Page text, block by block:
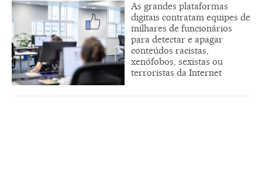
As grandes plataformas
digitais contratam equipes de
milhares de funcionários
para detectar e apagar
conteúdos racistas,
xenófobos, sexistas ou
terroristas da Internet